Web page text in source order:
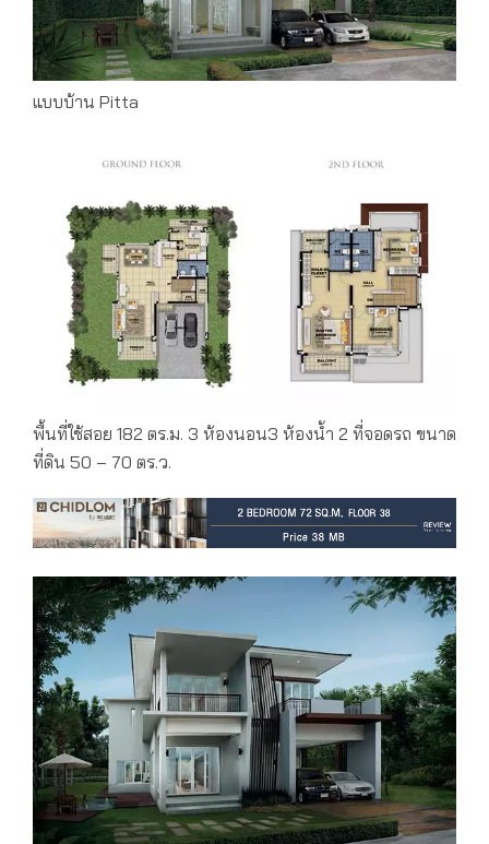
แบบบ้าน Pitta
พื้นที่ใช้สอย 182 ตร.ม. 3 ห้องนอน3 ห้องน้ำ 2 ที่จอดรถ ขนาด
ที่ดิน 50 – 70 ตร.ว.